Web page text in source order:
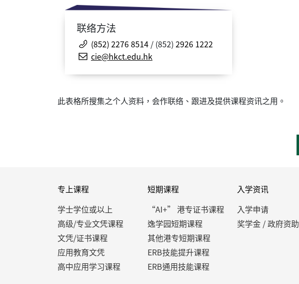
联络方法
(852) 2276 8514 / (852) 2926 1222
cie@hkct.edu.hk
此表格所搜集之个人资料，会作联络、跟进及提供课程资讯之用。
专上课程
学士学位或以上
高级/专业文凭课程
文凭/证书课程
应用教育文凭
高中应用学习课程
短期课程
“AI+” 港专证书课程
逸学园短期课程
其他港专短期课程
ERB技能提升课程
ERB通用技能课程
入学资讯
入学申请
奖学金 / 政府资助